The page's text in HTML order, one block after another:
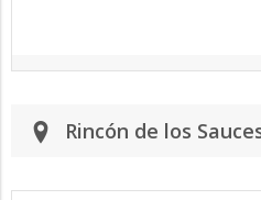
Rincón de los